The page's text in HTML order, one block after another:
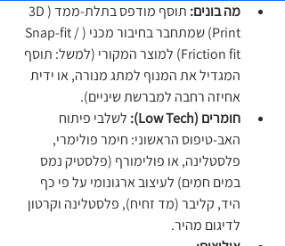
מה בונים:
תוסף מודפס בתלת-ממד (3D
Print) שמתחבר בחיבור מכני (Snap-fit /
Friction fit) למוצר המקורי (למשל: תוסף
המגדיל את המנוף למתג מנורה, או ידית
אחיזה רחבה למברשת שיניים).
חומרים (Low Tech):
לשלבי פיתוח
האב-טיפוס הראשוני: חימר פולימרי,
פלסטלינה, או פולימורף (פלסטיק נמס
במים חמים) לעיצוב ארגונומי על פי כף
היד, קליבר (מד זחיח), פלסטלינה וקרטון
לדיגום מהיר.